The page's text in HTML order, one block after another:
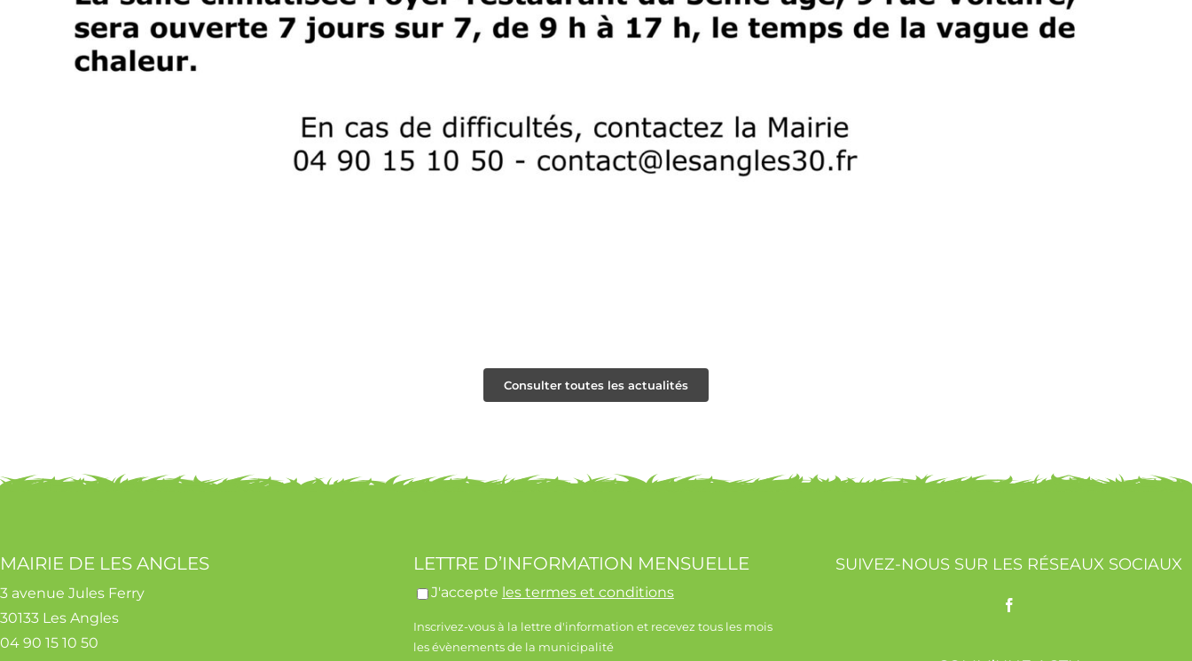
Consulter toutes les actualités
MAIRIE DE LES ANGLES
3 avenue Jules Ferry
30133 Les Angles
04 90 15 10 50
LETTRE D’INFORMATION MENSUELLE
J'accepte les termes et conditions
Inscrivez-vous à la lettre d'information et recevez tous les mois
les évènements de la municipalité
SUIVEZ-NOUS SUR LES RÉSEAUX SOCIAUX